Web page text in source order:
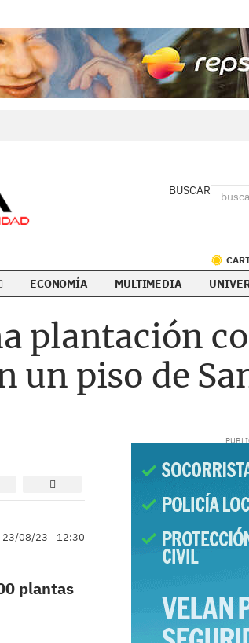
BUSCAR
ECONOMÍA MULTIMEDIA
plantación
un piso de
23/08/23 - 12:30
plantas